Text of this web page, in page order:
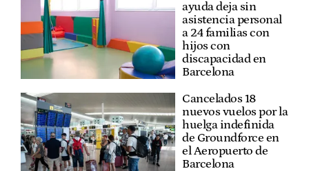
ayuda deja sin
asistencia personal
a 24 familias con
hijos con
discapacidad en
Barcelona
Cancelados 18
nuevos vuelos por la
huelga indefinida
de Groundforce en
el Aeropuerto de
Barcelona